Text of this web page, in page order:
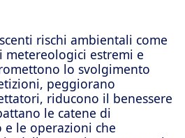
rischi ambientali come
metereologici estremi e
lo svolgimento
peggiorano
riducono il benessere
le catene di
le operazioni che